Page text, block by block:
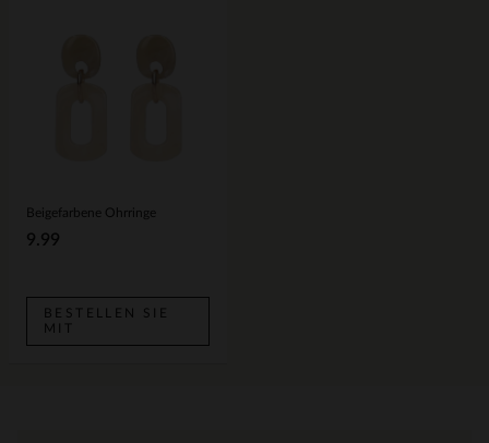
Beigefarbene Ohrringe
9.99
BESTELLEN SIE
MIT